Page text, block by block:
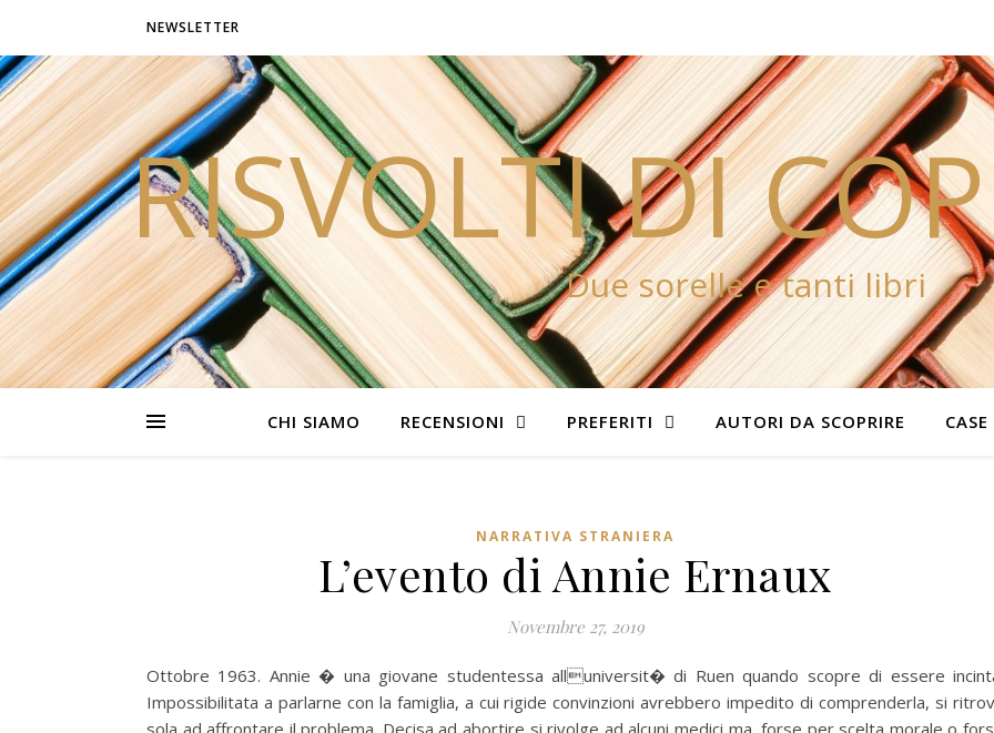
NEWSLETTER
RISVOLTI DI
Due sorelle e tanti libri
CHI SIAMO RECENSIONI PREFERITI AUTORI DA SCOPRIRE
NARRATIVA STRANIERA
L’evento di Annie Ernaux
Novembre 27, 2019
Ottobre 1963. Annie � una giovane studentessa alluniversit� di Ruen quando scopre di essere
Impossibilitata a parlarne con la famiglia, a cui rigide convinzioni avrebbero impedito di comprenderla, si
sola ad affrontare il problema. Decisa ad abortire si rivolge ad alcuni medici ma, forse per scelta morale o